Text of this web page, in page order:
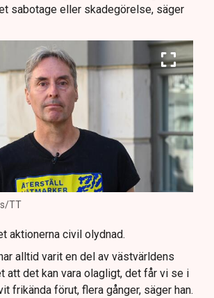
sabotage eller skadegörelse, säger
TT
aktionerna civil olydnad.
alltid varit en del av västvärldens
att det kan vara olagligt, det får vi se i
frikända förut, flera gånger, säger han.